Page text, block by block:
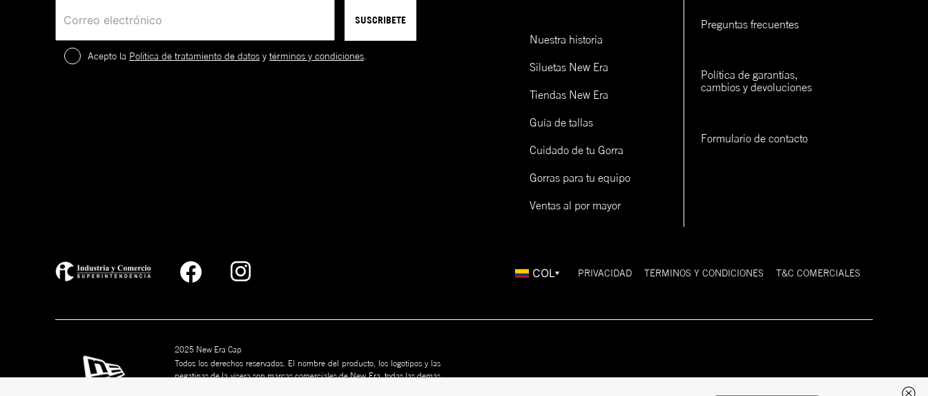
SUSCRIBETE
Acepto la Política de tratamiento de datos ytérminos y condiciones
Nuestra historia
Siluetas New Era
Tiendas New Era
Guía de tallas
Cuidado de tu Gorra
Gorras para tu equipo
Ventas al por mayor
Preguntas frecuentes
Política de garantías,
cambios y devoluciones
Formulario de contacto
COL PRIVACIDAD TÉRMINOS Y CONDICIONES T&C COMERCIALES
2025 New Era Cap
Todos los derechos reservados. El nombre del producto, los logotipos y las
pegatinas de la visera son marcas comerciales de New Era, todas las demás